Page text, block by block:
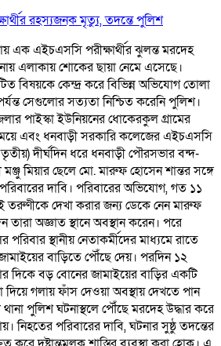
রহস্যজনক মৃত্যু, তদন্তে পুলিশ
এক এইচএসসি পরীক্ষার্থীর ঝুলন্ত মরদেহ
এলাকায় শোকের ছায়া নেমে এসেছে।
বিষয়কে কেন্দ্র করে বিভিন্ন অভিযোগ তোলা
সেগুলোর সত্যতা নিশ্চিত করেনি পুলিশ।
পাইস্কা ইউনিয়নের ধোকেরকুল গ্রামের
এবং ধনবাড়ী সরকারি কলেজের এইচএসসি
তৃতীয়) দীর্ঘদিন ধরে ধনবাড়ী পৌরসভার বন্দ-
মঞ্জু মিয়ার ছেলে মো. মারুফ হোসেন শান্তর সঙ্গে
দাবি। পরিবারের অভিযোগ, গত ১১
দেখা করার জন্য ডেকে নেন মারুফ
তারা অজ্ঞাত স্থানে অবস্থান করেন। পরে
পরিবার স্থানীয় নেতাকর্মীদের মাধ্যমে রাতে
বাড়িতে পৌঁছে দেয়। পরদিন ১২
দিকে বড় বোনের জামাইয়ের বাড়ির একটি
দিয়ে গলায় ফাঁস দেওয়া অবস্থায় দেখতে পান
পুলিশ ঘটনাস্থলে পৌঁছে মরদেহ উদ্ধার করে
নিহতের পরিবারের দাবি, ঘটনার সুষ্ঠু তদন্তের